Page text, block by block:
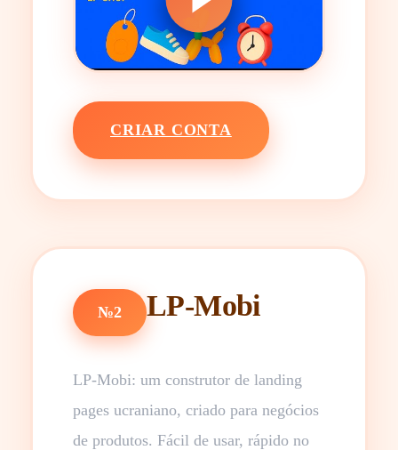
CRIAR CONTA
№2 LP-Mobi
LP-Mobi: um construtor de landing
pages ucraniano, criado para negócios
de produtos. Fácil de usar, rápido no